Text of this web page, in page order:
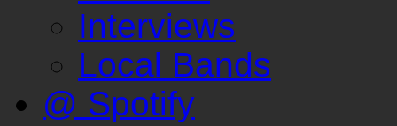
Interviews
Local Bands
@ Spotify